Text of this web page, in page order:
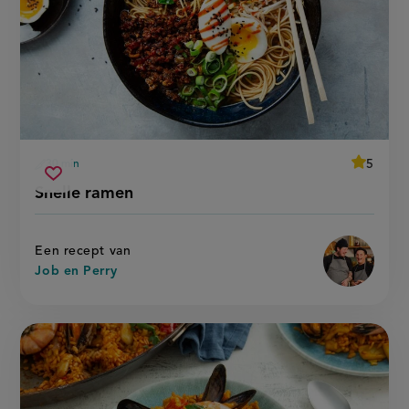
Snelle ramen
voorbereidingstijd
30 min
average
5
Een recept van
Job en Perry
Sla
snelle
ramen